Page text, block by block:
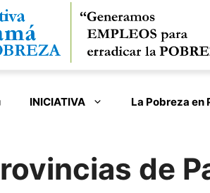
INICIATIVA La Pobreza en
de